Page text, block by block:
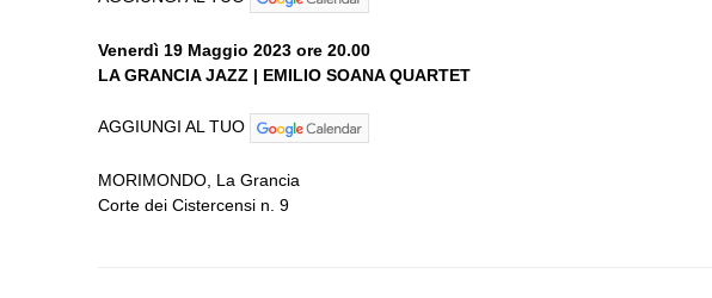
Venerdì 19 Maggio 2023 ore 20.00
LA GRANCIA JAZZ | EMILIO SOANA QUARTET
AGGIUNGI AL TUO
MORIMONDO, La Grancia
Corte dei Cistercensi n. 9